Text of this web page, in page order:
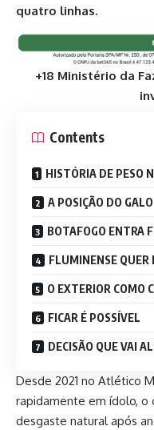
quatro linhas.
+18 Ministério da
Contents
HISTÓRIA DE PESO
A POSIÇÃO DO GALO
BOTAFOGO ENTRA
FLUMINENSE QUER
O EXTERIOR COMO
FICAR É POSSÍVEL
DECISÃO QUE VAI
Desde 2021 no Atlético
rapidamente em ídolo, o
desgaste natural após